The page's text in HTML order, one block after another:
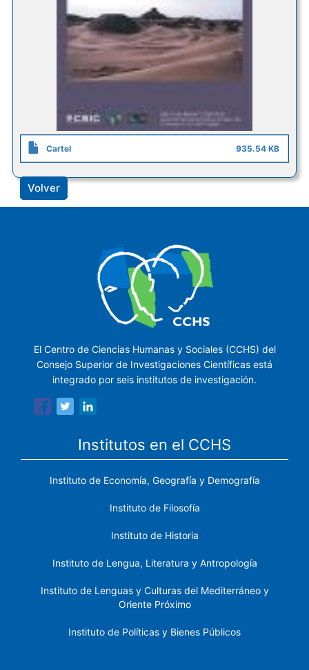
Cartel 935.54 KB
Volver
El Centro de Ciencias Humanas y Sociales (CCHS) del
Consejo Superior de Investigaciones Científicas está
integrado por seis institutos de investigación.
Institutos en el CCHS
Instituto de Economía, Geografía y Demografía
Instituto de Filosofía
Instituto de Historia
Instituto de Lengua, Literatura y Antropología
Instituto de Lenguas y Culturas del Mediterráneo y
Oriente Próximo
Instituto de Políticas y Bienes Públicos